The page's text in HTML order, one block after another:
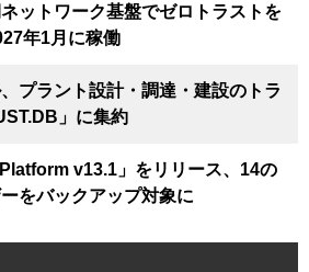
ットワーク基盤でゼロトラストを
年1月に稼働
プラント設計・調達・建設のトラ
」に集約
Platform v13.1」をリリース、14の
をバックアップ対象に